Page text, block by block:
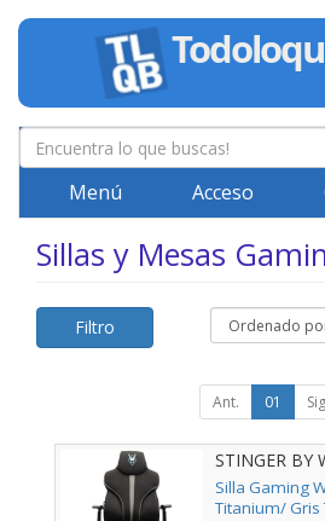
Menú Acceso
Sillas y Mesas
Filtro
Ant. 01
STINGER BY
123
Silla Gaming
Titanium/ Gris